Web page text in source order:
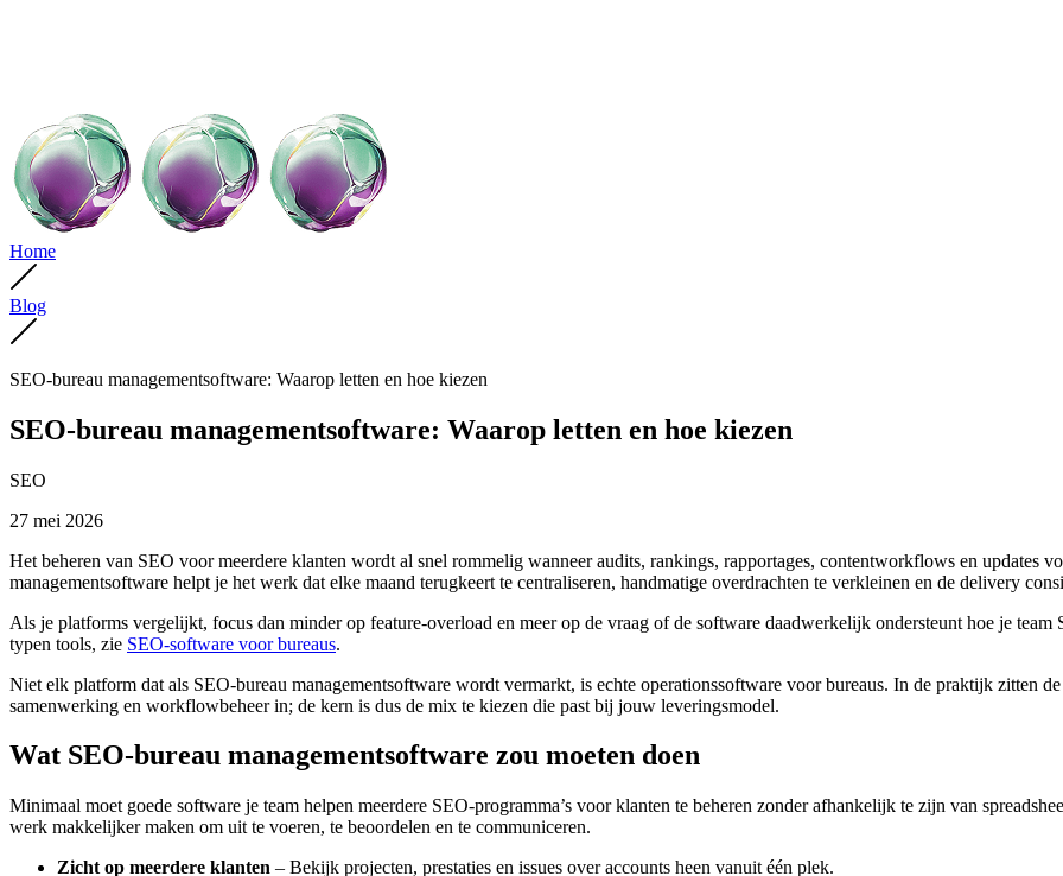
Home
Blog
SEO-bureau managementsoftware: Waarop letten en hoe kiezen
SEO-bureau managementsoftware: Waarop letten en hoe kiezen
SEO
27 mei 2026
Het beheren van SEO voor meerdere klanten wordt al snel rommelig wanneer audits, rankings, rapportages, contentworkflows en updates
managementsoftware helpt je het werk dat elke maand terugkeert te centraliseren, handmatige overdrachten te verkleinen en de delivery
Als je platforms vergelijkt, focus dan minder op feature-overload en meer op de vraag of de software daadwerkelijk ondersteunt hoe je
typen tools, zie SEO-software voor bureaus.
Niet elk platform dat als SEO-bureau managementsoftware wordt vermarkt, is echte operationssoftware voor bureaus. In de praktijk zitten
samenwerking en workflowbeheer in; de kern is dus de mix te kiezen die past bij jouw leveringsmodel.
Wat SEO-bureau managementsoftware zou moeten doen
Minimaal moet goede software je team helpen meerdere SEO-programma’s voor klanten te beheren zonder afhankelijk te zijn van
werk makkelijker maken om uit te voeren, te beoordelen en te communiceren.
Zicht op meerdere klanten – Bekijk projecten, prestaties en issues over accounts heen vanuit één plek.